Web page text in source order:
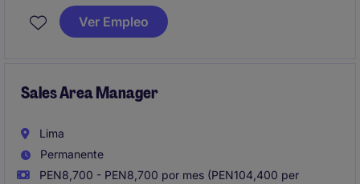
advocacy de pacientes para distintas áreas
terapéuticas, priorizando oncología y enfermedades
Ver Empleo
Sales Area Manager
Lima
Permanente
PEN8,700 - PEN8,700 por mes (PEN104,400 per